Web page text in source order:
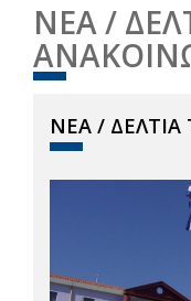
ΝΕΑ /
ΝΕΑ / ΔΕΛΤΙΑ